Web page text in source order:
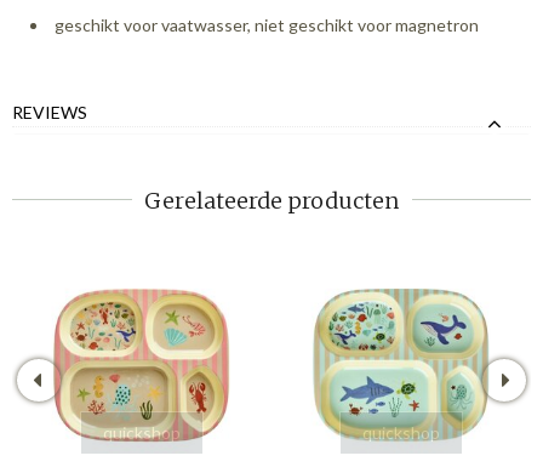
geschikt voor vaatwasser, niet geschikt voor magnetron
REVIEWS
Gerelateerde producten
quickshop quickshop